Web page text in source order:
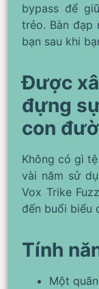
bypass để
trẻo. Bàn đạp
bạn sau khi
Được
đựng
con
Không có gì
vài năm sử
Vox Trike
đến buổi biểu
Tính
Một